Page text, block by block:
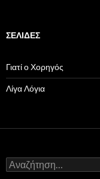
ΣΕΛΊΔΕΣ
Γιατί ο Χορηγός
Λίγα Λόγια
Αναζήτηση
για: